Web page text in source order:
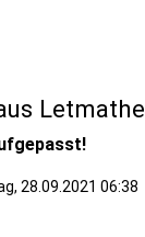
Letmathe
28.09.2021 06:38